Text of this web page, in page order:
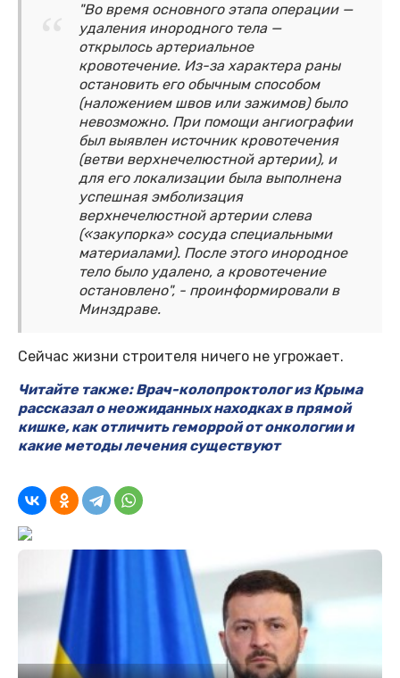
"Во время основного этапа операции —
удаления инородного тела —
открылось артериальное
кровотечение. Из-за характера раны
остановить его обычным способом
(наложением швов или зажимов) было
невозможно. При помощи ангиографии
был выявлен источник кровотечения
(ветви верхнечелюстной артерии), и
для его локализации была выполнена
успешная эмболизация
верхнечелюстной артерии слева
(«закупорка» сосуда специальными
материалами). После этого инородное
тело было удалено, а кровотечение
остановлено", - проинформировали в
Минздраве.
Сейчас жизни строителя ничего не угрожает.
Читайте также: Врач-колопроктолог из Крыма
рассказал о неожиданных находках в прямой
кишке, как отличить геморрой от онкологии и
какие методы лечения существуют